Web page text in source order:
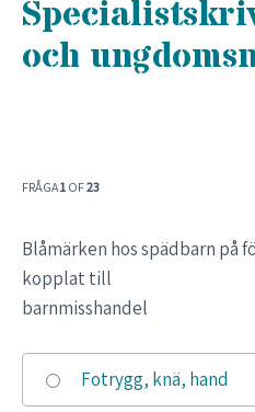
och
FRÅGA1 OF23
Blåmärken hos spädbarn på
kopplat till
barnmisshandel
Fotrygg, knä, hand